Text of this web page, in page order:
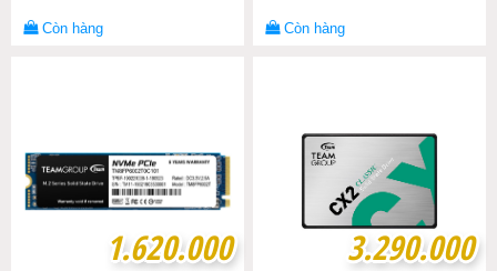
Còn hàng Còn hàng
1.620.000
1.620.000 3.290.000
3.290.000